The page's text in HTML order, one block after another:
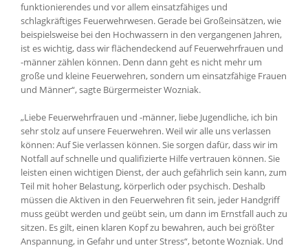
funktionierendes und vor allem einsatzfähiges und
schlagkräftiges Feuerwehrwesen. Gerade bei Großeinsätzen, wie
beispielsweise bei den Hochwassern in den vergangenen Jahren,
ist es wichtig, dass wir flächendeckend auf Feuerwehrfrauen und
-männer zählen können. Denn dann geht es nicht mehr um
große und kleine Feuerwehren, sondern um einsatzfähige Frauen
und Männer“, sagte Bürgermeister Wozniak.
„Liebe Feuerwehrfrauen und -männer, liebe Jugendliche, ich bin
sehr stolz auf unsere Feuerwehren. Weil wir alle uns verlassen
können: Auf Sie verlassen können. Sie sorgen dafür, dass wir im
Notfall auf schnelle und qualifizierte Hilfe vertrauen können. Sie
leisten einen wichtigen Dienst, der auch gefährlich sein kann, zum
Teil mit hoher Belastung, körperlich oder psychisch. Deshalb
müssen die Aktiven in den Feuerwehren fit sein, jeder Handgriff
muss geübt werden und geübt sein, um dann im Ernstfall auch zu
sitzen. Es gilt, einen klaren Kopf zu bewahren, auch bei größter
Anspannung, in Gefahr und unter Stress“, betonte Wozniak. Und